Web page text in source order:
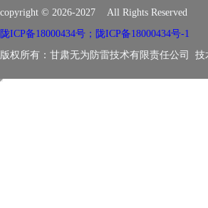
copyright © 2026-2027 All Rights Reserved
陇ICP备18000434号；陇ICP备18000434号-1
版权所有：甘肃无为防雷技术有限责任公司 技